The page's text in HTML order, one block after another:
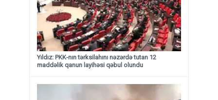
Yıldız: PKK-nın tərksilahını nəzərdə tutan 12
maddəlik qanun layihəsi qəbul olundu ​​​​​​​